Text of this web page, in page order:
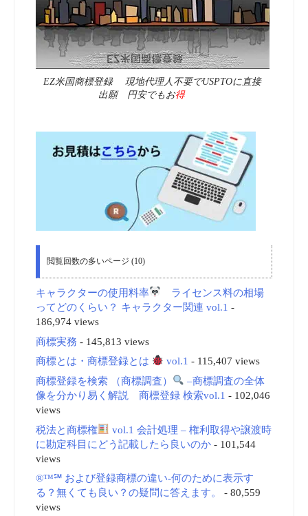
EZ米国商標登録 現地代理人不要でUSPTOに直接
出願 円安でもお得
閲覧回数の多いページ (10)
キャラクターの使用料率
ライセンス料の相場
ってどのくらい？ キャラクター関連 vol.1 -
186,974 views
商標実務 - 145,813 views
商標とは・商標登録とは
vol.1 - 115,407 views
商標登録を検索 （商標調査）
–商標調査の全体
像を分かり易く解説 商標登録 検索vol.1 - 102,046
views
税法と商標権
vol.1 会計処理 – 権利取得や譲渡時
に勘定科目にどう記載したら良いのか- 101,544
views
®™℠ および登録商標の違い-何のために表示す
る？無くても良い？の疑問に答えます。
- 80,559
views